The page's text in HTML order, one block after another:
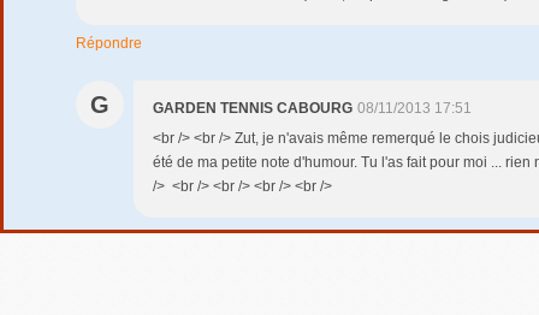
Répondre
G GARDEN TENNIS CABOURG 08/11/2013 17:51
<br /> <br /> Zut, je n'avais même remerqué le chois
été de ma petite note d'humour. Tu l'as fait pour moi ... rien
/> <br /> <br /> <br /> <br />